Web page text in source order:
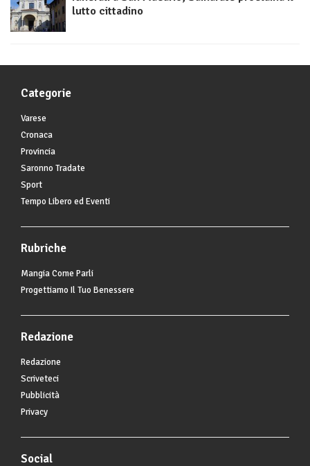
lutto cittadino
Categorie
Varese
Cronaca
Provincia
Saronno Tradate
Sport
Tempo Libero ed Eventi
Rubriche
Mangia Come Parli
Progettiamo Il Tuo Benessere
Redazione
Redazione
Scriveteci
Pubblicità
Privacy
Social